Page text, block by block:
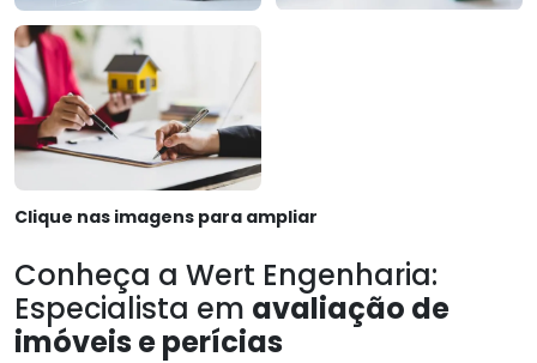
Clique nas imagens para ampliar
Conheça a Wert Engenharia:
Especialista em avaliação de
imóveis e perícias